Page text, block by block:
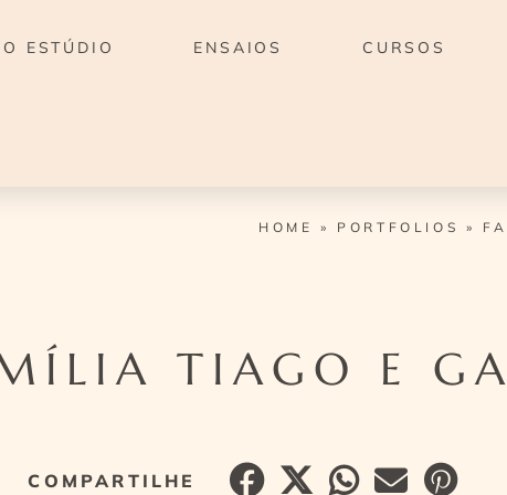
O ESTÚDIO ENSAIOS CURSOS
HOME » PORTFOLIOS »
TIAGO E